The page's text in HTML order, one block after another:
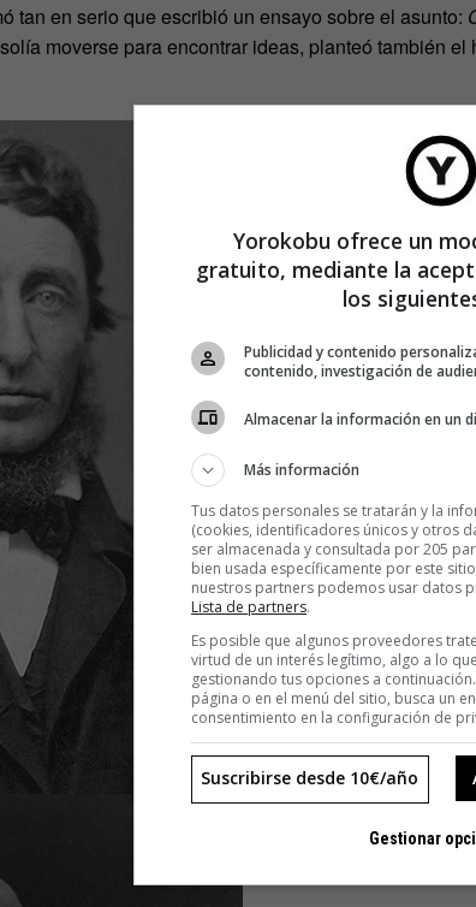
tan en serio que escribió un ensayo sobre el asunto:
moverse para encontrar ideas, planteó también el
Yorokobu ofrece un
gratuito, mediante la
los
Publicidad y contenido
contenido, investigación de
Almacenar la información en un
Más información
Tus datos personales se tratarán y la
(cookies, identificadores únicos y otros
ser almacenada y consultada por 205
bien usada específicamente por este
nuestros partners podemos usar datos
Lista de partners.
Es posible que algunos proveedores
virtud de un interés legítimo, algo a lo
gestionando tus opciones a
página o en el menú del sitio, busca un
consentimiento en la configuración de
Suscribirse desde 10€/año
Gestionar